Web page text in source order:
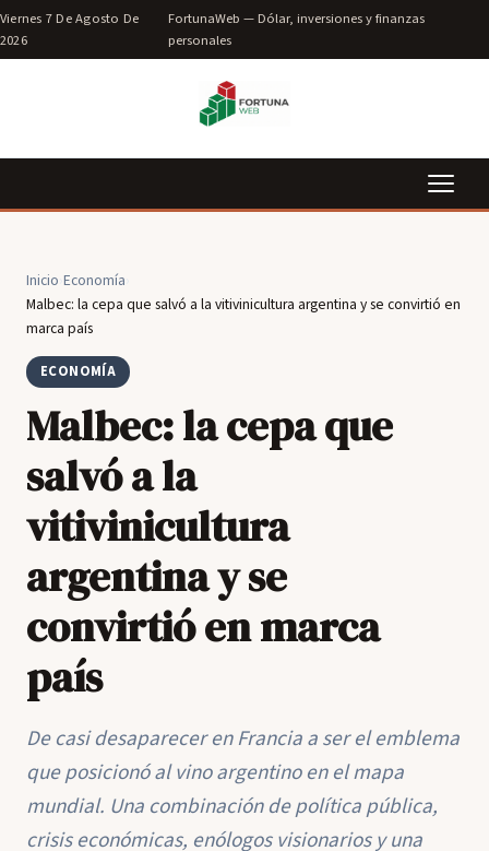
Viernes 7 De Agosto De
2026
FortunaWeb — Dólar, inversiones y finanzas
personales
Inicio Economía
Malbec: la cepa que salvó a la vitivinicultura argentina y se convirtió en
marca país
ECONOMÍA
Malbec: la cepa que
salvó a la
vitivinicultura
argentina y se
convirtió en marca
país
De casi desaparecer en Francia a ser el emblema
que posicionó al vino argentino en el mapa
mundial. Una combinación de política pública,
crisis económicas, enólogos visionarios y una